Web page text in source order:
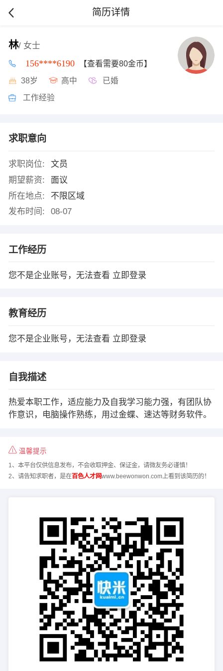
简历详情
林/ 女士
156****6190 【查看需要80金币】
38岁 高中 已婚
工作经验
求职意向
求职岗位:
文员
期望薪资:
面议
所在地点:
不限区域
发布时间:
08-07
工作经历
您不是企业账号，无法查看 立即登录
教育经历
您不是企业账号，无法查看 立即登录
自我描述
热爱本职工作，适应能力及自我学习能力强，有团队协
作意识，电脑操作熟练，用过金蝶、速达等财务软件。
温馨提示
1、本平台仅供信息发布，不会收取押金、保证金，请微友务必谨慎！
2、请告知求职者，是在百色人才网www.beewonwon.com上看到该简历的！